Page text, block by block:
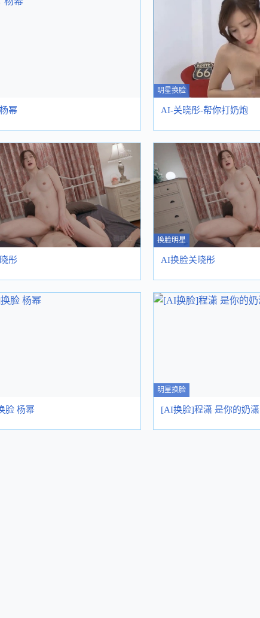
幂
明星换脸
AI-关晓彤-帮你打奶炮
彤
换脸明星
AI换脸关晓彤
脸 杨幂
明星换脸
[AI换脸]程潇 是你的奶潇